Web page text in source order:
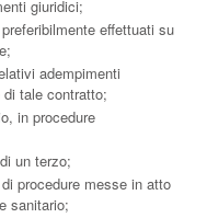
giuridici;
effettuati su
adempimenti
tale contratto;
in procedure
un terzo;
procedure messe in atto
sanitario;